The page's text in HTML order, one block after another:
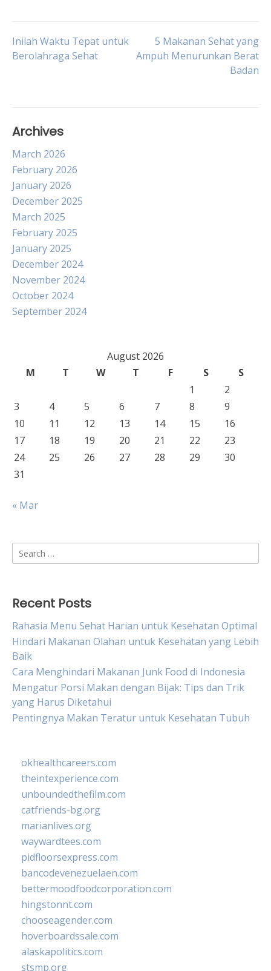
Post
Inilah Waktu Tepat untuk
Berolahraga Sehat
5 Makanan Sehat yang
Ampuh Menurunkan Berat
Badan
Archives
March 2026
February 2026
January 2026
December 2025
March 2025
February 2025
January 2025
December 2024
November 2024
October 2024
September 2024
August 2026
M
T W T F S
S
1
2
3
4 5 6 7 8
9
10
11 12 13 14 15
16
17
18 19 20 21 22
23
24
25 26 27 28 29
30
31
« Mar
Search
for:
Recent Posts
Rahasia Menu Sehat Harian untuk Kesehatan Optimal
Hindari Makanan Olahan untuk Kesehatan yang Lebih
Baik
Cara Menghindari Makanan Junk Food di Indonesia
Mengatur Porsi Makan dengan Bijak: Tips dan Trik
yang Harus Diketahui
Pentingnya Makan Teratur untuk Kesehatan Tubuh
okhealthcareers.com
theintexperience.com
unboundedthefilm.com
catfriends-bg.org
marianlives.org
waywardtees.com
pidfloorsexpress.com
bancodevenezuelaen.com
bettermoodfoodcorporation.com
hingstonnt.com
chooseagender.com
hoverboardssale.com
alaskapolitics.com
stsmp.org